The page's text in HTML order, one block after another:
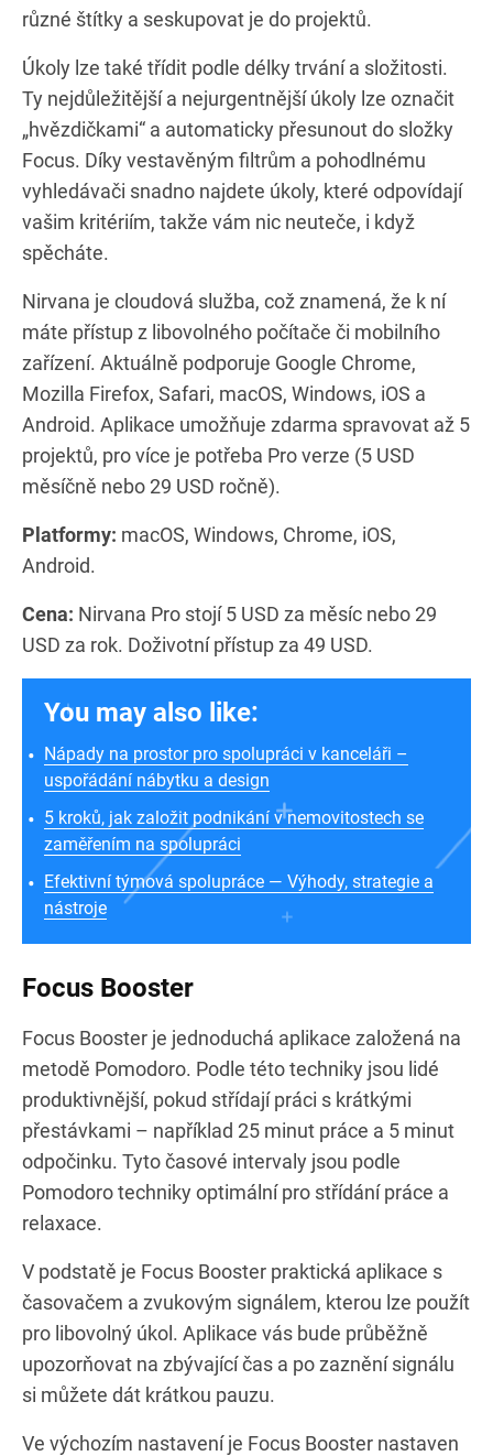
různé štítky a seskupovat je do projektů.
Úkoly lze také třídit podle délky trvání a složitosti.
Ty nejdůležitější a nejurgentnější úkoly lze označit
„hvězdičkami“ a automaticky přesunout do složky
Focus. Díky vestavěným filtrům a pohodlnému
vyhledávači snadno najdete úkoly, které odpovídají
vašim kritériím, takže vám nic neuteče, i když
spěcháte.
Nirvana je cloudová služba, což znamená, že k ní
máte přístup z libovolného počítače či mobilního
zařízení. Aktuálně podporuje Google Chrome,
Mozilla Firefox, Safari, macOS, Windows, iOS a
Android. Aplikace umožňuje zdarma spravovat až 5
projektů, pro více je potřeba Pro verze (5 USD
měsíčně nebo 29 USD ročně).
Platformy: macOS, Windows, Chrome, iOS,
Android.
Cena: Nirvana Pro stojí 5 USD za měsíc nebo 29
USD za rok. Doživotní přístup za 49 USD.
You may also like:
Nápady na prostor pro spolupráci v kanceláři –
uspořádání nábytku a design
5 kroků, jak založit podnikání v nemovitostech se
zaměřením na spolupráci
Efektivní týmová spolupráce — Výhody, strategie a
nástroje
Focus Booster
Focus Booster je jednoduchá aplikace založená na
metodě Pomodoro. Podle této techniky jsou lidé
produktivnější, pokud střídají práci s krátkými
přestávkami – například 25 minut práce a 5 minut
odpočinku. Tyto časové intervaly jsou podle
Pomodoro techniky optimální pro střídání práce a
relaxace.
V podstatě je Focus Booster praktická aplikace s
časovačem a zvukovým signálem, kterou lze použít
pro libovolný úkol. Aplikace vás bude průběžně
upozorňovat na zbývající čas a po zaznění signálu
si můžete dát krátkou pauzu.
Ve výchozím nastavení je Focus Booster nastaven